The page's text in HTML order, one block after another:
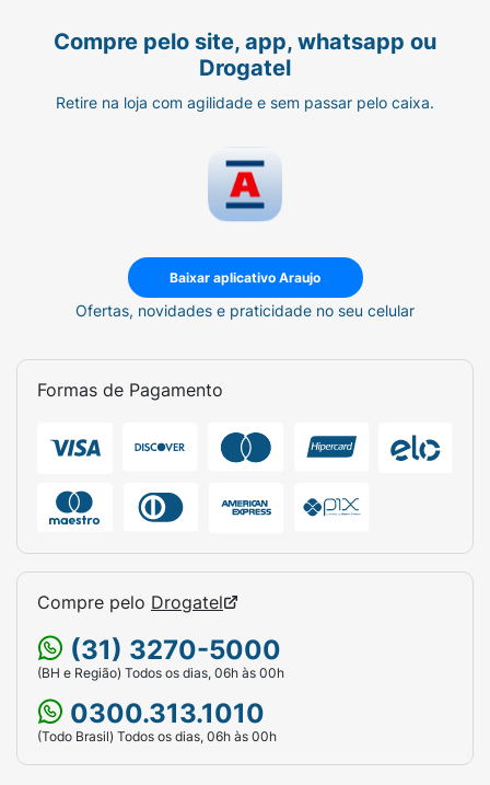
Compre pelo site, app, whatsapp ou
Drogatel
Retire na loja com agilidade e sem passar pelo caixa.
Baixar aplicativo Araujo
Ofertas, novidades e praticidade no seu celular
Formas de Pagamento
Compre pelo Drogatel
(31) 3270-5000
(BH e Região) Todos os dias, 06h às 00h
0300.313.1010
(Todo Brasil) Todos os dias, 06h às 00h